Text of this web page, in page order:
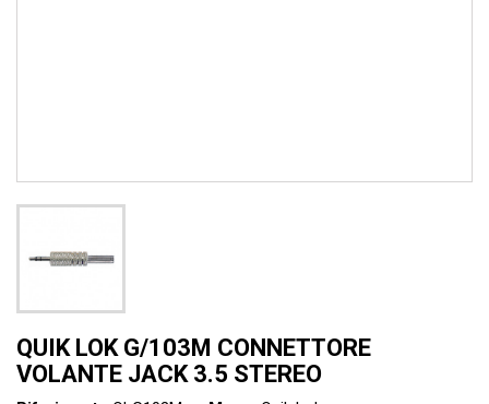
QUIK LOK G/103M CONNETTORE
VOLANTE JACK 3.5 STEREO